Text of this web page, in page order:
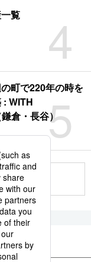
4
覧
5
町で220年の時を
: WITH
倉・長谷）